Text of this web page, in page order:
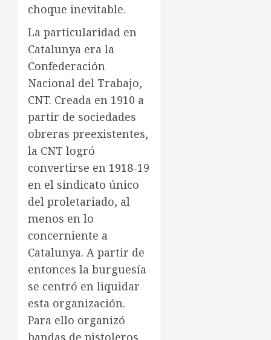
choque inevitable.
La particularidad en
Catalunya era la
Confederación
Nacional del Trabajo,
CNT. Creada en 1910 a
partir de sociedades
obreras preexistentes,
la CNT logró
convertirse en 1918-19
en el sindicato único
del proletariado, al
menos en lo
concerniente a
Catalunya. A partir de
entonces la burguesía
se centró en liquidar
esta organización.
Para ello organizó
bandas de pistoleros